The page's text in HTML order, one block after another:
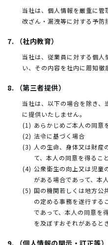
当社は、個人情報を厳重に管
改ざん・漏洩等に対する予防
7. （社内教育）
当社は、従業員に対する個
い、その内容を社内に周知徹
8. （第三者提供）
当社は、以下の場合を除き
に提供いたしません。
あらかじめご本人の同意
法令に基づく場合
人の生命、身体又は財産
て、本人の同意を得るこ
公衆衛生の向上又は児童
がある場合であって、本
国の機関若しくは地方公
の定める事務を遂行する
であって、本人の同意を
を及ぼすおそれがあると
9. （個人情報の開示・訂正等）